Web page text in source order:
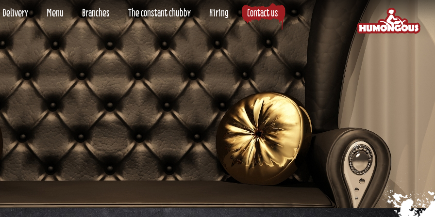
Delivery Menu Branches The constant chubby Hiring
Contact us